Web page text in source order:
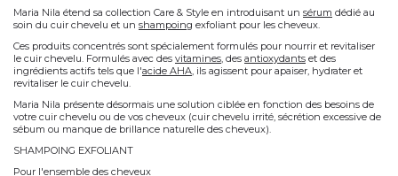
Maria Nila étend sa collection Care & Style en introduisant un sérum dédié au
soin du cuir chevelu et un shampoing exfoliant pour les cheveux.
Ces produits concentrés sont spécialement formulés pour nourrir et revitaliser
le cuir chevelu. Formulés avec des vitamines, des antioxydants et des
ingrédients actifs tels que l'acide AHA, ils agissent pour apaiser, hydrater et
revitaliser le cuir chevelu.
Maria Nila présente désormais une solution ciblée en fonction des besoins de
votre cuir chevelu ou de vos cheveux (cuir chevelu irrité, sécrétion excessive de
sébum ou manque de brillance naturelle des cheveux).
SHAMPOING EXFOLIANT
Pour l'ensemble des cheveux